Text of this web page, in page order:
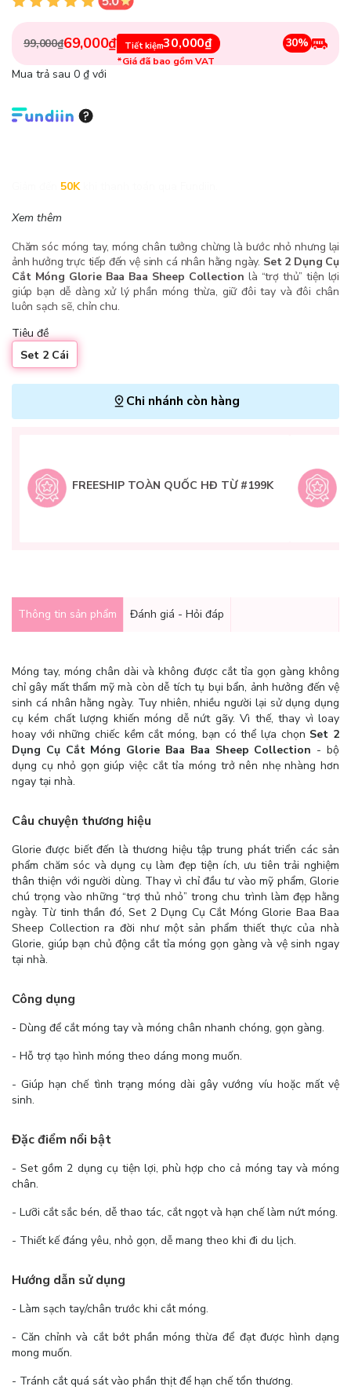
99,000₫69,000₫ Tiết kiệm30,000₫
*Giá đã bao gồm VAT
30%
Mua trả sau 0 ₫ với
50K
Xem thêm
Chăm sóc móng tay, móng chân tưởng chừng là bước nhỏ nhưng lại
ảnh hưởng trực tiếp đến vệ sinh cá nhân hằng ngày. Set 2 Dụng Cụ
Cắt Móng Glorie Baa Baa Sheep Collection là “trợ thủ” tiện lợi
giúp bạn dễ dàng xử lý phần móng thừa, giữ đôi tay và đôi chân
luôn sạch sẽ, chỉn chu.
Tiêu đề
Set 2 Cái
Chi nhánh còn hàng
FREESHIP TOÀN QUỐC HĐ TỪ #199K
Thông tin sản phẩm Đánh giá - Hỏi đáp
Móng tay, móng chân dài và không được cắt tỉa gọn gàng không
chỉ gây mất thẩm mỹ mà còn dễ tích tụ bụi bẩn, ảnh hưởng đến vệ
sinh cá nhân hằng ngày. Tuy nhiên, nhiều người lại sử dụng dụng
cụ kém chất lượng khiến móng dễ nứt gãy. Vì thế, thay vì loay
hoay với những chiếc kềm cắt móng, bạn có thể lựa chọn Set 2
Dụng Cụ Cắt Móng Glorie Baa Baa Sheep Collection - bộ
dụng cụ nhỏ gọn giúp việc cắt tỉa móng trở nên nhẹ nhàng hơn
ngay tại nhà.
Câu chuyện thương hiệu
Glorie được biết đến là thương hiệu tập trung phát triển các sản
phẩm chăm sóc và dụng cụ làm đẹp tiện ích, ưu tiên trải nghiệm
thân thiện với người dùng. Thay vì chỉ đầu tư vào mỹ phẩm, Glorie
chú trọng vào những “trợ thủ nhỏ” trong chu trình làm đẹp hằng
ngày. Từ tinh thần đó, Set 2 Dụng Cụ Cắt Móng Glorie Baa Baa
Sheep Collection ra đời như một sản phẩm thiết thực của nhà
Glorie, giúp bạn chủ động cắt tỉa móng gọn gàng và vệ sinh ngay
tại nhà.
Công dụng
- Dùng để cắt móng tay và móng chân nhanh chóng, gọn gàng.
- Hỗ trợ tạo hình móng theo dáng mong muốn.
- Giúp hạn chế tình trạng móng dài gây vướng víu hoặc mất vệ
sinh.
Đặc điểm nổi bật
- Set gồm 2 dụng cụ tiện lợi, phù hợp cho cả móng tay và móng
chân.
- Lưỡi cắt sắc bén, dễ thao tác, cắt ngọt và hạn chế làm nứt móng.
- Thiết kế đáng yêu, nhỏ gọn, dễ mang theo khi đi du lịch.
Hướng dẫn sử dụng
- Làm sạch tay/chân trước khi cắt móng.
- Căn chỉnh và cắt bớt phần móng thừa để đạt được hình dạng
mong muốn.
- Tránh cắt quá sát vào phần thịt để hạn chế tổn thương.